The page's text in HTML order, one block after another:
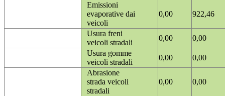
Emissioni
evaporative dai
veicoli
0,00 922,46
Usura freni
veicoli stradali
0,00
0,00
Usura gomme
veicoli stradali
0,00
0,00
Abrasione
strada veicoli
stradali
0,00 0,00